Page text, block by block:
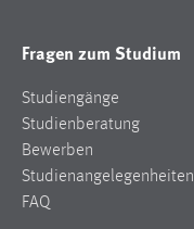
Fragen zum Studium
Studiengänge
Studienberatung
Bewerben
Studienangelegenheiten
FAQ